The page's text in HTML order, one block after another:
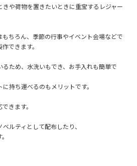
や荷物を置きたいときに重宝するレジャー
もちろん、季節の行事やイベント会場などで
できます。
ため、水洗いもでき、お手入れも簡単で
持ち運べるのもメリットです。
きます。
ルティとして配布したり、